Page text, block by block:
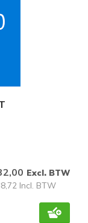
Excl. BTW
Incl. BTW